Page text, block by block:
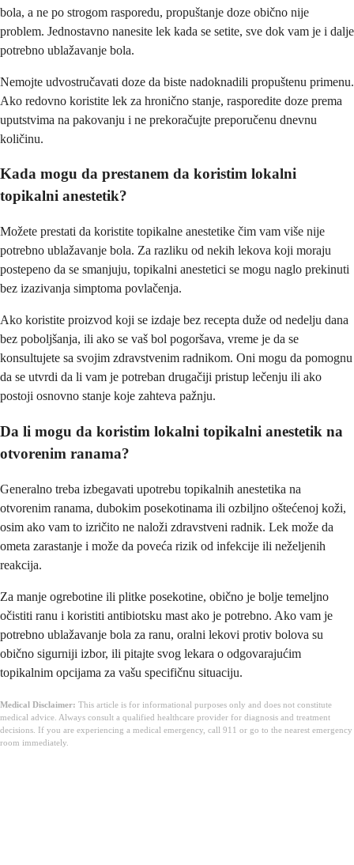
bola, a ne po strogom rasporedu, propuštanje doze obično nije
problem. Jednostavno nanesite lek kada se setite, sve dok vam je i dalje
potrebno ublažavanje bola.
Nemojte udvostručavati doze da biste nadoknadili propuštenu primenu.
Ako redovno koristite lek za hronično stanje, rasporedite doze prema
uputstvima na pakovanju i ne prekoračujte preporučenu dnevnu
količinu.
Kada mogu da prestanem da koristim lokalni
topikalni anestetik?
Možete prestati da koristite topikalne anestetike čim vam više nije
potrebno ublažavanje bola. Za razliku od nekih lekova koji moraju
postepeno da se smanjuju, topikalni anestetici se mogu naglo prekinuti
bez izazivanja simptoma povlačenja.
Ako koristite proizvod koji se izdaje bez recepta duže od nedelju dana
bez poboljšanja, ili ako se vaš bol pogoršava, vreme je da se
konsultujete sa svojim zdravstvenim radnikom. Oni mogu da pomognu
da se utvrdi da li vam je potreban drugačiji pristup lečenju ili ako
postoji osnovno stanje koje zahteva pažnju.
Da li mogu da koristim lokalni topikalni anestetik na
otvorenim ranama?
Generalno treba izbegavati upotrebu topikalnih anestetika na
otvorenim ranama, dubokim posekotinama ili ozbiljno oštećenoj koži,
osim ako vam to izričito ne naloži zdravstveni radnik. Lek može da
ometa zarastanje i može da poveća rizik od infekcije ili neželjenih
reakcija.
Za manje ogrebotine ili plitke posekotine, obično je bolje temeljno
očistiti ranu i koristiti antibiotsku mast ako je potrebno. Ako vam je
potrebno ublažavanje bola za ranu, oralni lekovi protiv bolova su
obično sigurniji izbor, ili pitajte svog lekara o odgovarajućim
topikalnim opcijama za vašu specifičnu situaciju.
Medical Disclaimer: This article is for informational purposes only and does not constitute
medical advice. Always consult a qualified healthcare provider for diagnosis and treatment
decisions. If you are experiencing a medical emergency, call 911 or go to the nearest emergency
room immediately.